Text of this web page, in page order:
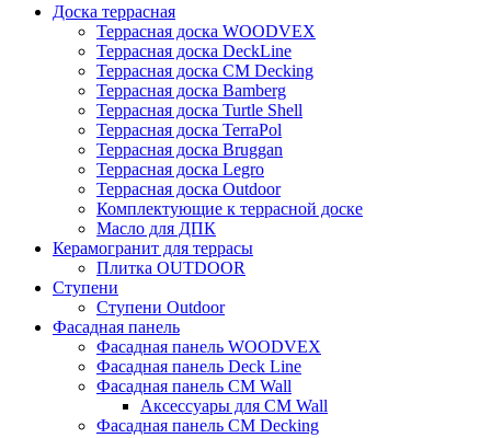
Доска террасная
Террасная доска WOODVEX
Террасная доска DeckLine
Террасная доска CM Decking
Террасная доска Bamberg
Террасная доска Turtle Shell
Террасная доска TerraPol
Террасная доска Bruggan
Террасная доска Legro
Террасная доска Outdoor
Комплектующие к террасной доске
Масло для ДПК
Керамогранит для террасы
Плитка OUTDOOR
Ступени
Ступени Outdoor
Фасадная панель
Фасадная панель WOODVEX
Фасадная панель Deck Line
Фасадная панель CM Wall
Аксессуары для CM Wall
Фасадная панель CM Decking